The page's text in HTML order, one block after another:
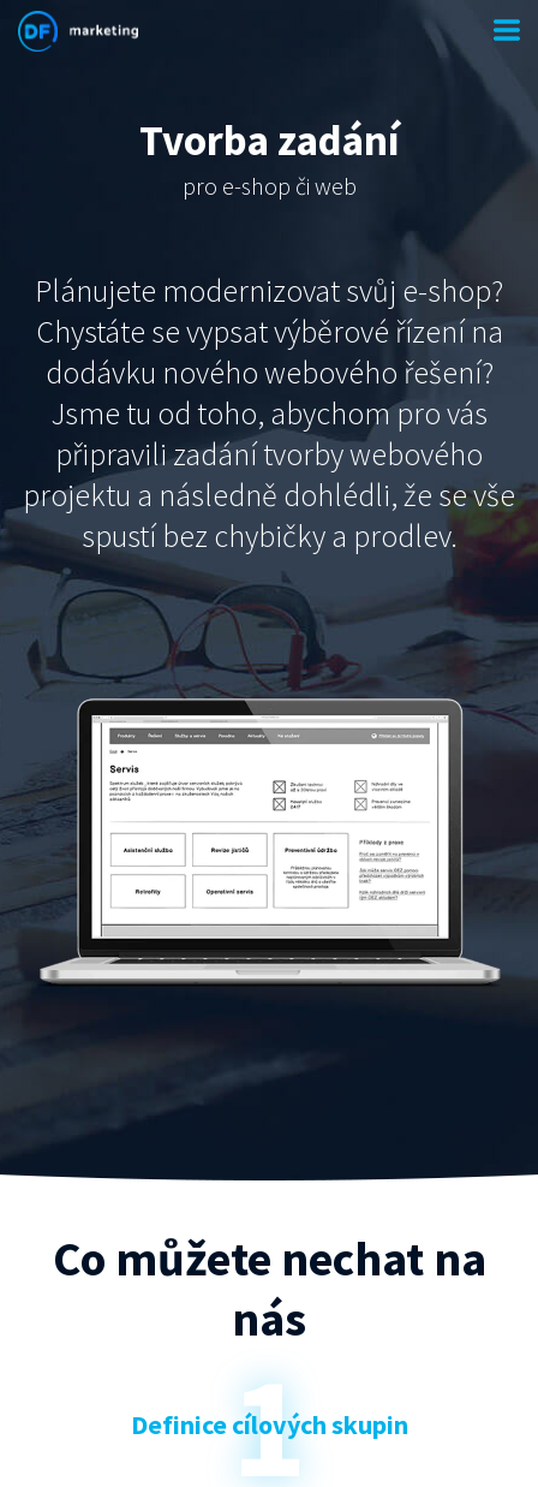
Tvorba zadání
pro e-shop či web
Plánujete modernizovat svůj e-shop?
Chystáte se vypsat výběrové řízení na
dodávku nového webového řešení?
Jsme tu od toho, abychom pro vás
připravili zadání tvorby webového
projektu a následně dohlédli, že se vše
spustí bez chybičky a prodlev.
Co můžete nechat na
nás
Definice cílových skupin